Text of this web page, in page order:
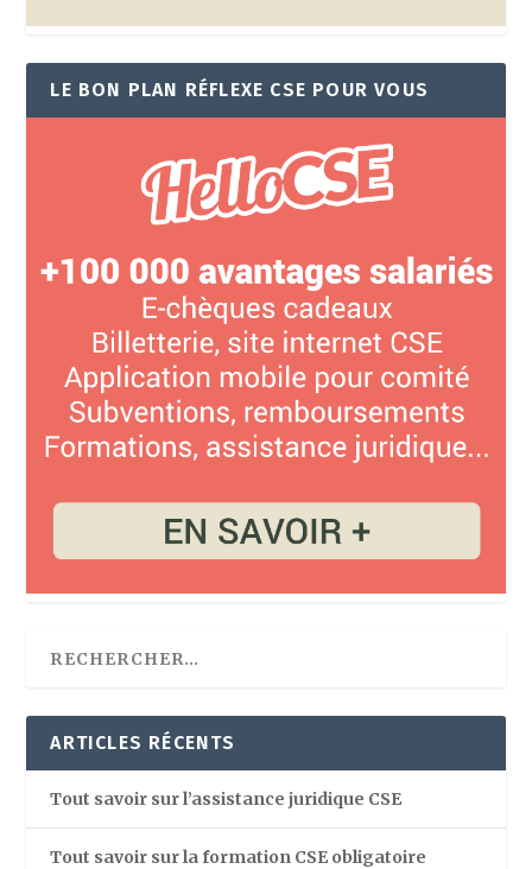
LE BON PLAN RÉFLEXE CSE POUR VOUS
ARTICLES RÉCENTS
Tout savoir sur l’assistance juridique CSE
Tout savoir sur la formation CSE obligatoire